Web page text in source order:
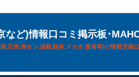
など)情報口コミ掲示板･
,広州,深セン,成都,桂林,マカオ,香港等)の情報交換